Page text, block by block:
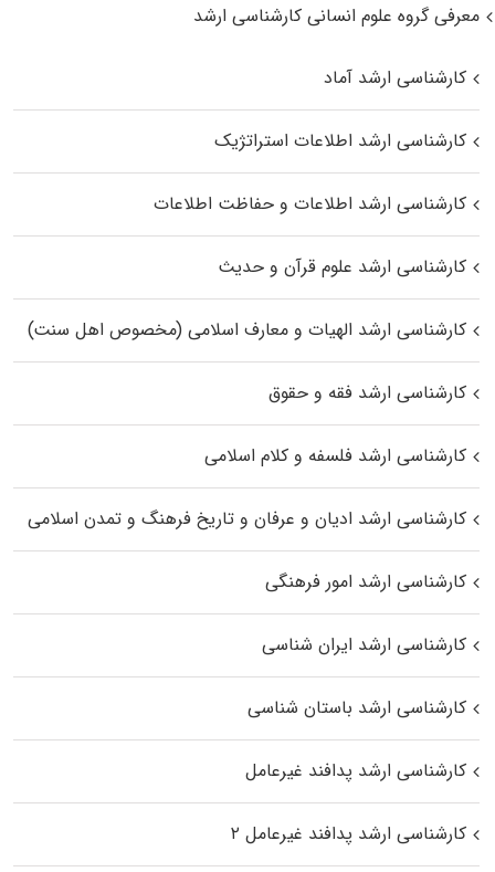
معرفی گروه علوم انسانی کارشناسی ارشد
کارشناسی ارشد آماد
کارشناسی ارشد اطلاعات استراتژیک
کارشناسی ارشد اطلاعات و حفاظت اطلاعات
کارشناسی ارشد علوم قرآن و حدیث
کارشناسی ارشد الهیات و معارف اسلامی (مخصوص اهل سنت)
کارشناسی ارشد فقه و حقوق
کارشناسی ارشد فلسفه و کلام اسلامی
کارشناسی ارشد ادیان و عرفان و تاریخ فرهنگ و تمدن اسلامی
کارشناسی ارشد امور فرهنگی
کارشناسی ارشد ایران شناسی
کارشناسی ارشد باستان شناسی
کارشناسی ارشد پدافند غیرعامل
کارشناسی ارشد پدافند غیرعامل ۲